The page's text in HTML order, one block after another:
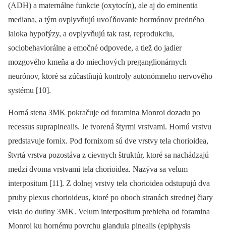
(ADH) a maternálne funkcie (oxytocín), ale aj do eminentia
mediana, a tým ovplyvňujú uvoľňovanie hormónov predného
laloka hypofýzy, a ovplyvňujú tak rast, reprodukciu,
sociobehaviorálne a emočné odpovede, a tiež do jadier
mozgového kmeňa a do miechových preganglionárnych
neurónov, ktoré sa zúčastňujú kontroly autonómneho nervového
sy­stému [10].
Horná stena 3MK pokračuje od foramina Monroi dozadu po
recessus suprapinealis. Je tvorená štyrmi vrstvami. Hornú vrstvu
predstavuje fornix. Pod fornixom sú dve vrstvy tela chorioidea,
štvrtá vrstva pozostáva z cievnych štruktúr, ktoré sa nachádzajú
medzi dvoma vrstvami tela chorioidea. Nazýva sa velum
interpositum [11]. Z dolnej vrstvy tela chorioidea odstupujú dva
pruhy plexus chorioideus, ktoré po oboch stranách strednej čiary
visia do dutiny 3MK. Velum interpositum prebieha od foramina
Monroi ku hornému povrchu glandula pinealis (epiphysis